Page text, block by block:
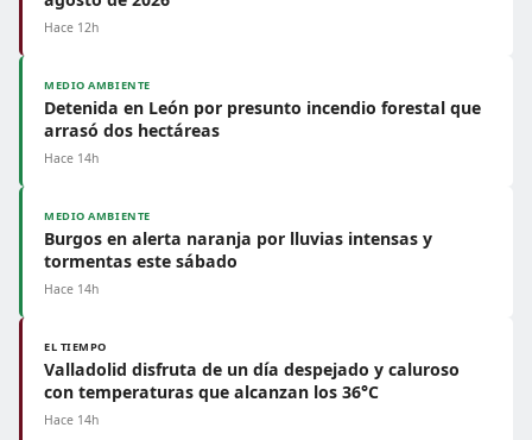
Hace 12h
MEDIO AMBIENTE
Detenida en León por presunto incendio forestal que
arrasó dos hectáreas
Hace 14h
MEDIO AMBIENTE
Burgos en alerta naranja por lluvias intensas y
tormentas este sábado
Hace 14h
EL TIEMPO
Valladolid disfruta de un día despejado y caluroso
con temperaturas que alcanzan los 36°C
Hace 14h